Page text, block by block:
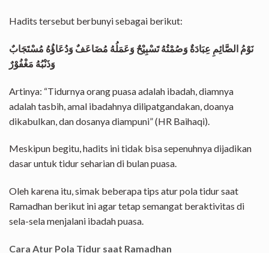
Hadits tersebut berbunyi sebagai berikut:
نَوْمُ الصَّائِمِ عِبَادَةٌ وَصُمْتُهُ تَسْبِيْحٌ وَعَمَلُهُ مُضَاعَفٌ وَدُعَاؤُهُ مُسْتَجَابٌ
Artinya: “Tidurnya orang puasa adalah ibadah, diamnya
adalah tasbih, amal ibadahnya dilipatgandakan, doanya
dikabulkan, dan dosanya diampuni” (HR Baihaqi).
Meskipun begitu, hadits ini tidak bisa sepenuhnya dijadikan
dasar untuk tidur seharian di bulan puasa.
Oleh karena itu, simak beberapa tips atur pola tidur saat
Ramadhan berikut ini agar tetap semangat beraktivitas di
sela-sela menjalani ibadah puasa.
Cara Atur Pola Tidur saat Ramadhan